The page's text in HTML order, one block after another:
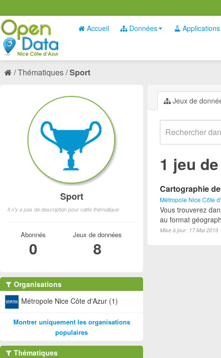
Accueil Données Applications
Thématiques Sport
Jeux de
1 jeu
Cartographie
Métropole Nice Côte
Vous trouverez
au format
Mise à jour: 17 Mai 2019
Sport
Il n'y a pas de description pour cette thématique
Abonnés
0
Jeux de données
8
Organisations
Métropole Nice Côte d'Azur (1)
Montrer uniquement les organisations
populaires
Thématiques